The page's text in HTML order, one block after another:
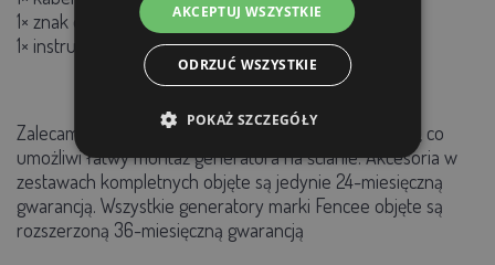
1× znak ostrzegawczy
1× instrukcja obsługi
Zalecamy zakup szyny DIN 200 mm wraz z zestawem, co
umożliwi łatwy montaż generatora na ścianie. Akcesoria w
zestawach kompletnych objęte są jedynie 24-miesięczną
gwarancją. Wszystkie generatory marki Fencee objęte są
rozszerzoną 36-miesięczną gwarancją
AKCEPTUJ WSZYSTKIE
ODRZUĆ WSZYSTKIE
POKAŻ SZCZEGÓŁY